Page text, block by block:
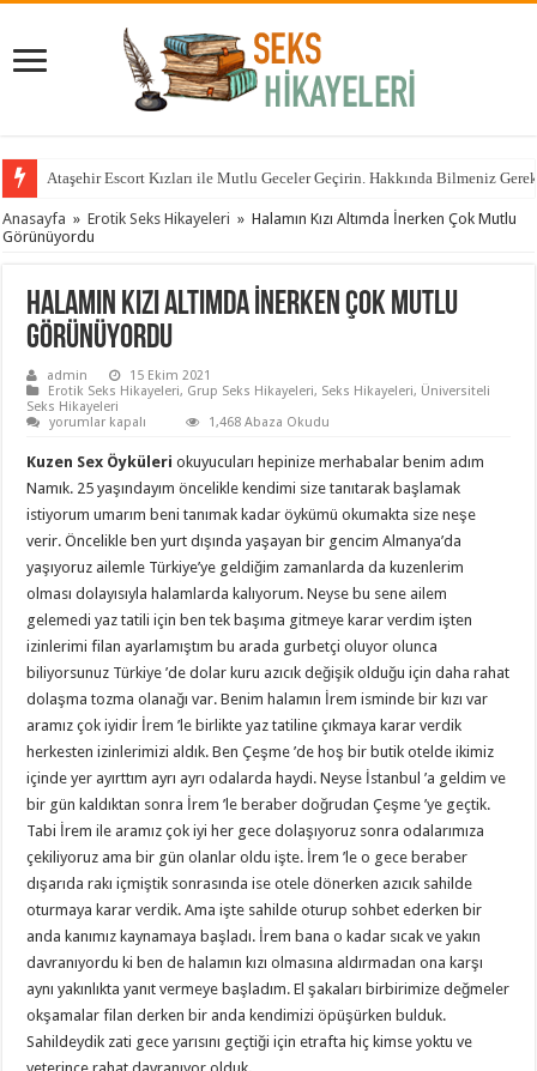
Ataşehir Escort Kızları ile Mutlu Geceler Geçirin. Hakkında Bilmeniz
Anasayfa » Erotik Seks Hikayeleri » Halamın Kızı Altımda İnerken Çok Mutlu
Görünüyordu
Halamın Kızı Altımda İnerken Çok Mutlu
Görünüyordu
admin
15 Ekim 2021
Erotik Seks Hikayeleri, Grup Seks Hikayeleri, Seks Hikayeleri, Üniversiteli
Seks Hikayeleri
Halamın
İnerken
Çok
Mutlu
Görünüyordu
için
yorumlar kapalı 1,468 Abaza Okudu
Kuzen Sex Öyküleri okuyucuları hepinize merhabalar benim adım
Namık. 25 yaşındayım öncelikle kendimi size tanıtarak başlamak
istiyorum umarım beni tanımak kadar öykümü okumakta size neşe
verir. Öncelikle ben yurt dışında yaşayan bir gencim Almanya’da
yaşıyoruz ailemle Türkiye’ye geldiğim zamanlarda da kuzenlerim
olması dolayısıyla halamlarda kalıyorum. Neyse bu sene ailem
gelemedi yaz tatili için ben tek başıma gitmeye karar verdim işten
izinlerimi filan ayarlamıştım bu arada gurbetçi oluyor olunca
biliyorsunuz Türkiye ’de dolar kuru azıcık değişik olduğu için daha rahat
dolaşma tozma olanağı var. Benim halamın İrem isminde bir kızı var
aramız çok iyidir İrem ’le birlikte yaz tatiline çıkmaya karar verdik
herkesten izinlerimizi aldık. Ben Çeşme ’de hoş bir butik otelde ikimiz
içinde yer ayırttım ayrı ayrı odalarda haydi. Neyse İstanbul ’a geldim ve
bir gün kaldıktan sonra İrem ’le beraber doğrudan Çeşme ’ye geçtik.
Tabi İrem ile aramız çok iyi her gece dolaşıyoruz sonra odalarımıza
çekiliyoruz ama bir gün olanlar oldu işte. İrem ’le o gece beraber
dışarıda rakı içmiştik sonrasında ise otele dönerken azıcık sahilde
oturmaya karar verdik. Ama işte sahilde oturup sohbet ederken bir
anda kanımız kaynamaya başladı. İrem bana o kadar sıcak ve yakın
davranıyordu ki ben de halamın kızı olmasına aldırmadan ona karşı
aynı yakınlıkta yanıt vermeye başladım. El şakaları birbirimize değmeler
okşamalar filan derken bir anda kendimizi öpüşürken bulduk.
Sahildeydik zati gece yarısını geçtiği için etrafta hiç kimse yoktu ve